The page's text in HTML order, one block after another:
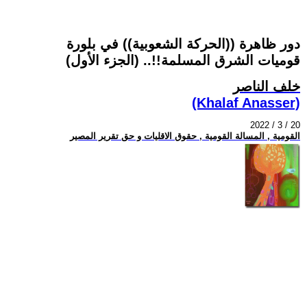
دور ظاهرة ((الحركة الشعوبية)) في بلورة
قوميات الشرق المسلمة!!.. (الجزء الأول)
خلف الناصر
(Khalaf Anasser)
2022 / 3 / 20
القومية , المسالة القومية , حقوق الاقليات و حق تقرير المصير